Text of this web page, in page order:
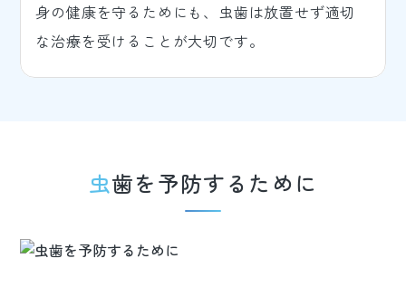
身の健康を守るためにも、虫歯は放置せず適切
な治療を受けることが大切です。
虫歯を予防するために